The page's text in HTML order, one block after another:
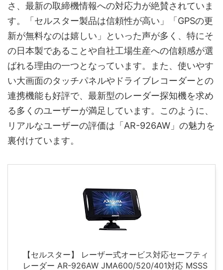
さ、最新の取締機情報への対応力が絶賛されていま
す。「セルスター製品は信頼性が高い」「GPSの更
新が無料なのは嬉しい」といった声が多く、特にそ
の日本製であることや自社工場生産への信頼感が選
ばれる理由の一つとなっています。また、使いやす
い大画面のタッチパネルやドライブレコーダーとの
連携機能も好評で、最新型のレーダー探知機を求め
る多くのユーザーが満足しています。このように、
リアルなユーザーの評価は「AR-926AW」の魅力を
裏付けています。
【セルスター】 レーザー式オービス対応セーフティ
レーダー AR-926AW JMA600/520/401対応 MSSS